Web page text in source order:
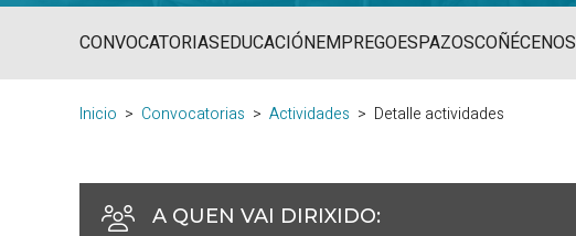
CONVOCATORIASEDUCACIÓNEMPREGOESPAZOSCOÑÉCENOS
Inicio Convocatorias Actividades Detalle actividades
A QUEN VAI DIRIXIDO: